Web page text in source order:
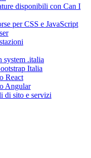
disponibili con Can I
per CSS e JavaScript
system .italia
Italia
React
Angular
di sito e servizi